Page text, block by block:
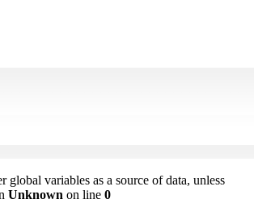
variables as a source of data, unless
Unknown on line 0